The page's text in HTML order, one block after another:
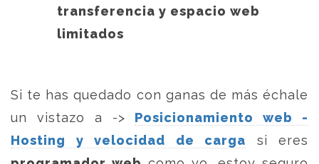
transferencia y espacio web
limitados
Si te has quedado con ganas de más échale
un vistazo a -> Posicionamiento web -
Hosting y velocidad de carga si eres